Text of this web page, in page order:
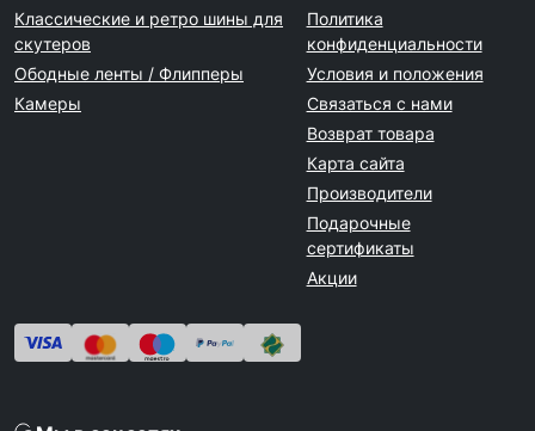
Классические и ретро шины для
скутеров
Ободные ленты / Флипперы
Камеры
Политика
конфиденциальности
Условия и положения
Связаться с нами
Возврат товара
Карта сайта
Производители
Подарочные
сертификаты
Акции